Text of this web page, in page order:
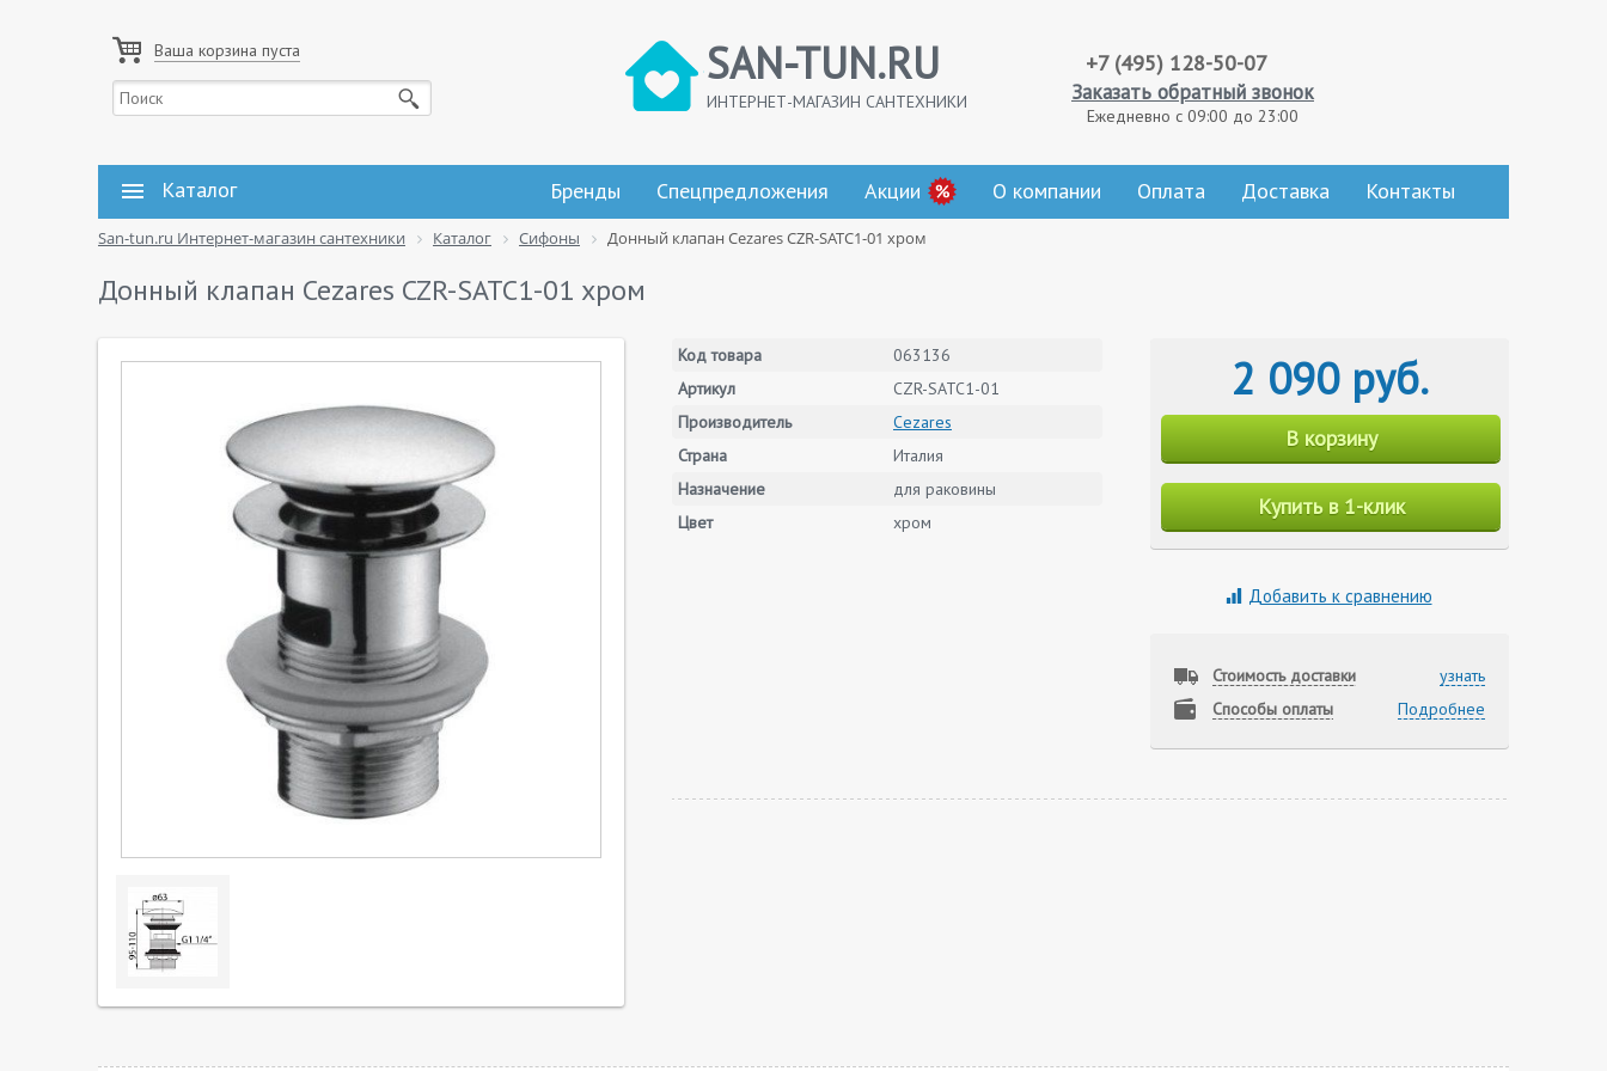
Ваша корзина пуста SAN-TUN.RU
ИНТЕРНЕТ-МАГАЗИН САНТЕХНИКИ
+7 (495) 128-50-07
Заказать обратный звонок
Ежедневно с 09:00 до 23:00
Каталог Бренды Спецпредложения Акции О компании Оплата Доставка Контакты
San-tun.ru Интернет-магазин сантехники Каталог Сифоны Донный клапан Cezares CZR-SATC1-01 хром
Донный клапан Cezares CZR-SATC1-01 хром
Код товара
063136
Артикул
CZR-SATC1-01
Производитель
Cezares
Страна
Италия
Назначение
для раковины
Цвет
хром
2 090 руб.
В корзину
Купить в 1-клик
Добавить к сравнению
Стоимость доставки
узнать
Способы оплаты
Подробнее